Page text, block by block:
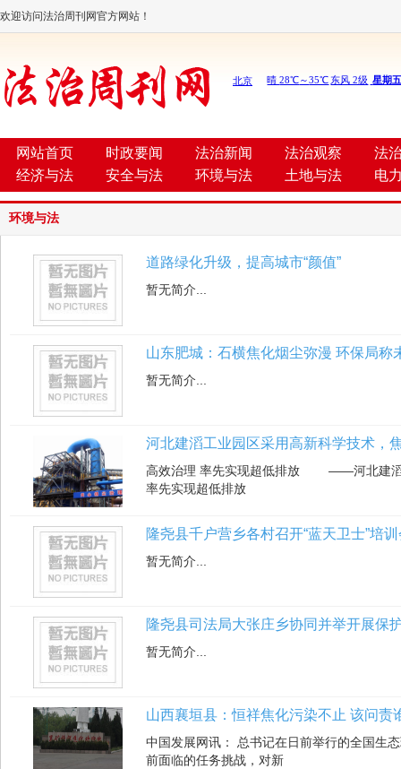
欢迎访问法治周刊网官方网站！
网站首页 时政要闻 法治新闻 法治观察
法
经济与法
安全与法 环境与法 土地与法 电
环境与法
道路绿化升级，提高城市“颜值”
暂无简介...
山东肥城：石横焦化烟尘弥漫 环保局称
暂无简介...
河北建滔工业园区采用高新科学技术，
高效治理 率先实现超低排放 ——河北建滔
率先实现超低排放
隆尧县千户营乡各村召开“蓝天卫士”培
暂无简介...
隆尧县司法局大张庄乡协同并举开展保
暂无简介...
山西襄垣县：恒祥焦化污染不止 该问责
中国发展网讯： 总书记在日前举行的全国生
前面临的任务挑战，对新